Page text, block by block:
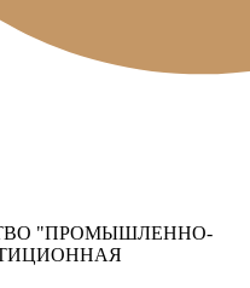
"ПРОМЫШЛЕННО-